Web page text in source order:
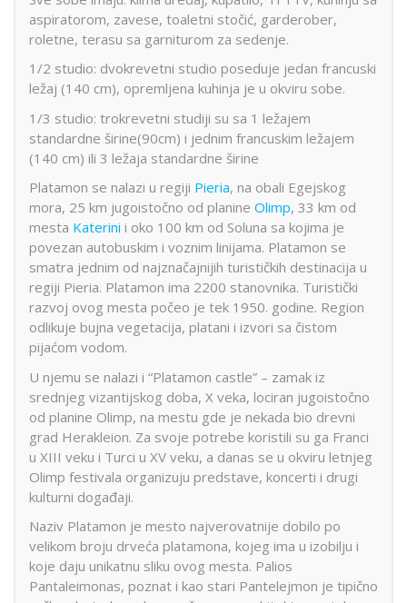
aspiratorom, zavese, toaletni stočić, garderober,
roletne, terasu sa garniturom za sedenje.
1/2 studio: dvokrevetni studio poseduje jedan francuski
ležaj (140 cm), opremljena kuhinja je u okviru sobe.
1/3 studio: trokrevetni studiji su sa 1 ležajem
standardne širine(90cm) i jednim francuskim ležajem
(140 cm) ili 3 ležaja standardne širine
Platamon se nalazi u regiji Pieria, na obali Egejskog
mora, 25 km jugoistočno od planine Olimp, 33 km od
mesta Katerini i oko 100 km od Soluna sa kojima je
povezan autobuskim i voznim linijama. Platamon se
smatra jednim od najznačajnijih turističkih destinacija u
regiji Pieria. Platamon ima 2200 stanovnika. Turistički
razvoj ovog mesta počeo je tek 1950. godine. Region
odlikuje bujna vegetacija, platani i izvori sa čistom
pijaćom vodom.
U njemu se nalazi i “Platamon castle” – zamak iz
srednjeg vizantijskog doba, X veka, lociran jugoistočno
od planine Olimp, na mestu gde je nekada bio drevni
grad Herakleion. Za svoje potrebe koristili su ga Franci
u XIII veku i Turci u XV veku, a danas se u okviru letnjeg
Olimp festivala organizuju predstave, koncerti i drugi
kulturni događaji.
Naziv Platamon je mesto najverovatnije dobilo po
velikom broju drveća platamona, kojeg ima u izobilju i
koje daju unikatnu sliku ovog mesta. Palios
Pantaleimonas, poznat i kao stari Pantelejmon je tipično